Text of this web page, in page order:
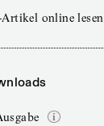
online lesen